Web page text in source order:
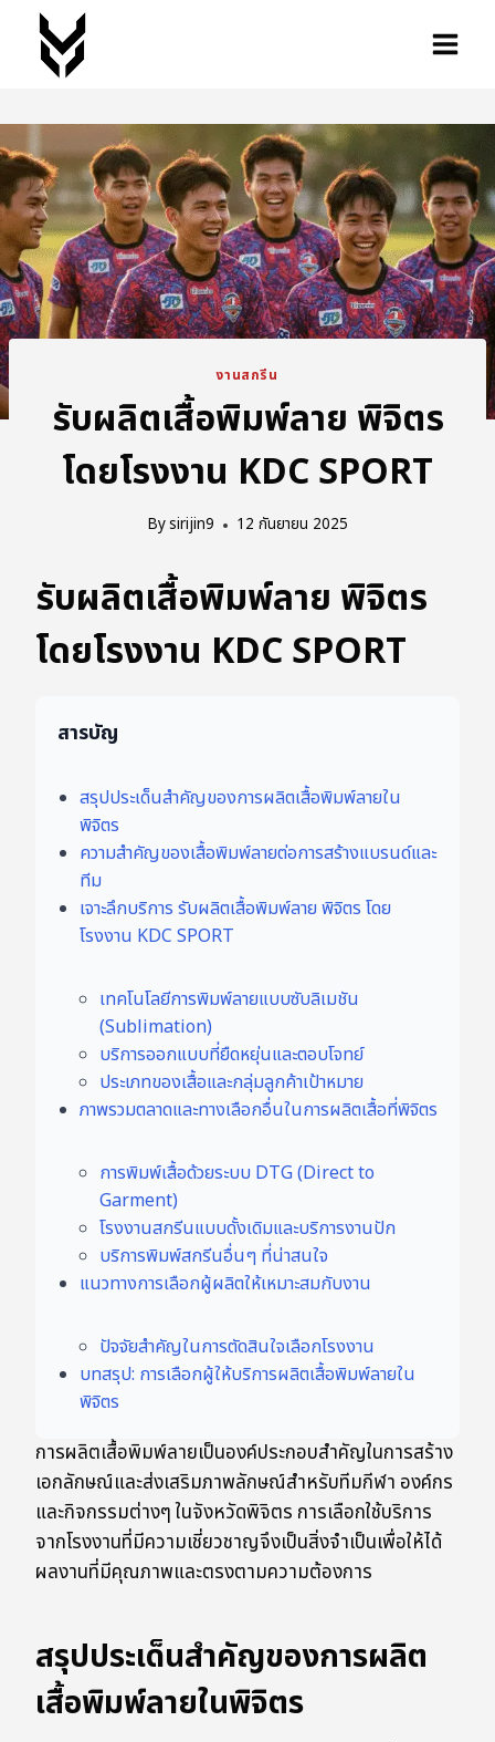
งานสกรีน
รับผลิตเสื้อพิมพ์ลาย พิจิตร
โดยโรงงาน KDC SPORT
Bysirijin9 12 กันยายน 2025
รับผลิตเสื้อพิมพ์ลาย พิจิตร
โดยโรงงาน KDC SPORT
สารบัญ
สรุปประเด็นสำคัญของการผลิตเสื้อพิมพ์ลายใน
พิจิตร
ความสำคัญของเสื้อพิมพ์ลายต่อการสร้างแบรนด์และ
ทีม
เจาะลึกบริการ รับผลิตเสื้อพิมพ์ลาย พิจิตร โดย
โรงงาน KDC SPORT
เทคโนโลยีการพิมพ์ลายแบบซับลิเมชัน
(Sublimation)
บริการออกแบบที่ยืดหยุ่นและตอบโจทย์
ประเภทของเสื้อและกลุ่มลูกค้าเป้าหมาย
ภาพรวมตลาดและทางเลือกอื่นในการผลิตเสื้อที่พิจิตร
การพิมพ์เสื้อด้วยระบบ DTG (Direct to
Garment)
โรงงานสกรีนแบบดั้งเดิมและบริการงานปัก
บริการพิมพ์สกรีนอื่นๆ ที่น่าสนใจ
แนวทางการเลือกผู้ผลิตให้เหมาะสมกับงาน
ปัจจัยสำคัญในการตัดสินใจเลือกโรงงาน
บทสรุป: การเลือกผู้ให้บริการผลิตเสื้อพิมพ์ลายใน
พิจิตร
การผลิตเสื้อพิมพ์ลายเป็นองค์ประกอบสำคัญในการสร้าง
เอกลักษณ์และส่งเสริมภาพลักษณ์สำหรับทีมกีฬา องค์กร
และกิจกรรมต่างๆ ในจังหวัดพิจิตร การเลือกใช้บริการ
จากโรงงานที่มีความเชี่ยวชาญจึงเป็นสิ่งจำเป็นเพื่อให้ได้
ผลงานที่มีคุณภาพและตรงตามความต้องการ
สรุปประเด็นสำคัญของการผลิต
เสื้อพิมพ์ลายในพิจิตร